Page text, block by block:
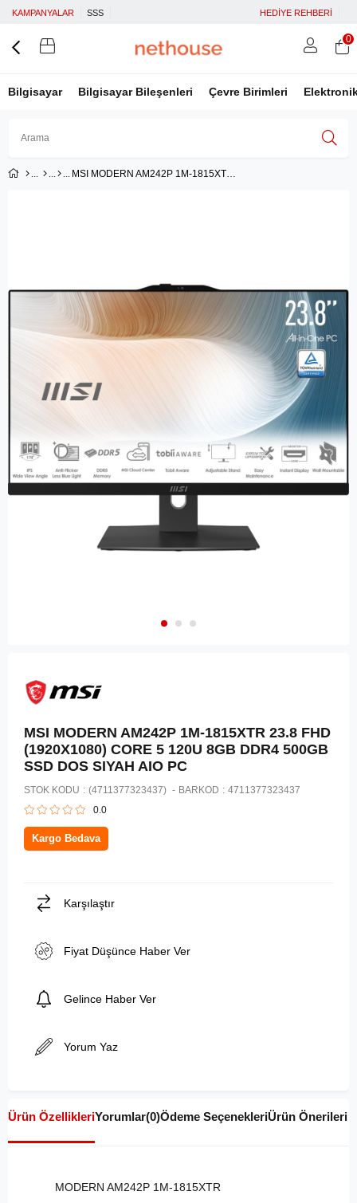
KAMPANYALAR SSS HEDİYE REHBERİ
Bilgisayar Bilgisayar Bileşenleri Çevre Birimleri
0
MSI MODERN AM242P 1M-1815XTR 23.8 FHD (1920X1080) CORE 5 120U 8GB DDR4 500GB SSD DOS SIYAH AIO PC
MSI MODERN AM242P 1M-1815XTR 23.8 FHD
(1920X1080) CORE 5 120U 8GB DDR4 500GB
SSD DOS SIYAH AIO PC
STOK KODU (4711377323437) BARKOD : 4711377323437
0.0
Kargo Bedava
Karşılaştır
Fiyat Düşünce Haber Ver
Gelince Haber Ver
Yorum Yaz
Ürün ÖzellikleriYorumlar(0)Ödeme SeçenekleriÜrün Önerileri
MODERN AM242P 1M-1815XTR